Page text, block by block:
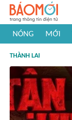
NÓNG MỚI
#Khám phá thế giới
THÀNH LAI